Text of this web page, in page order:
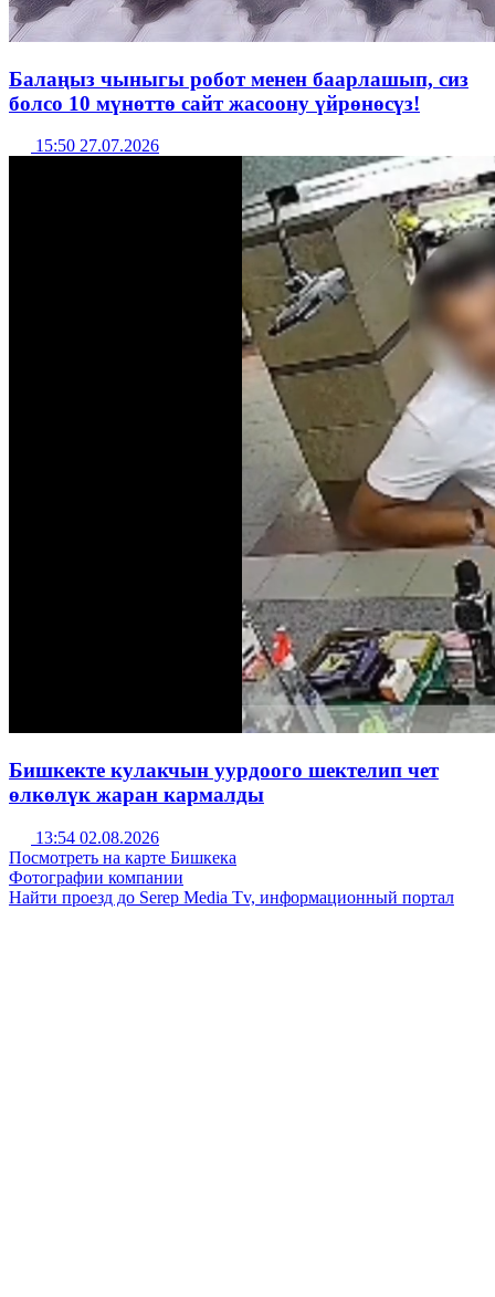
Балаңыз чыныгы робот менен баарлашып, сиз
болсо 10 мүнөттө сайт жасоону үйрөнөсүз!
15:50 27.07.2026
Бишкекте кулакчын уурдоого шектелип чет
өлкөлүк жаран кармалды
13:54 02.08.2026
Посмотреть на карте Бишкека
Фотографии компании
Найти проезд до Serep Media Tv, информационный портал